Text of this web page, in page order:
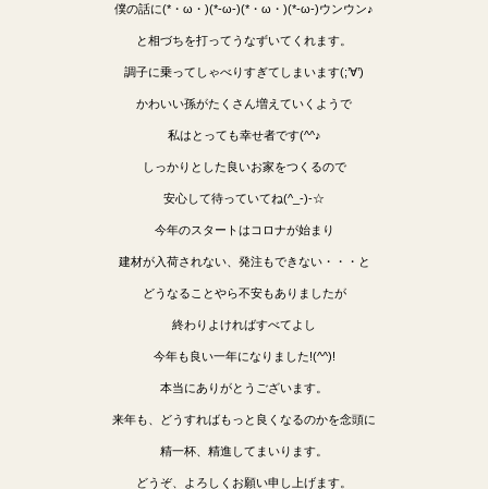
僕の話に(*・ω・)(*-ω-)(*・ω・)(*-ω-)ウンウン♪
と相づちを打ってうなずいてくれます。
調子に乗ってしゃべりすぎてしまいます(;’∀’)
かわいい孫がたくさん増えていくようで
私はとっても幸せ者です(^^♪
しっかりとした良いお家をつくるので
安心して待っていてね(^_-)-☆
今年のスタートはコロナが始まり
建材が入荷されない、発注もできない・・・と
どうなることやら不安もありましたが
終わりよければすべてよし
今年も良い一年になりました!(^^)!
本当にありがとうございます。
来年も、どうすればもっと良くなるのかを念頭に
精一杯、精進してまいります。
どうぞ、よろしくお願い申し上げます。